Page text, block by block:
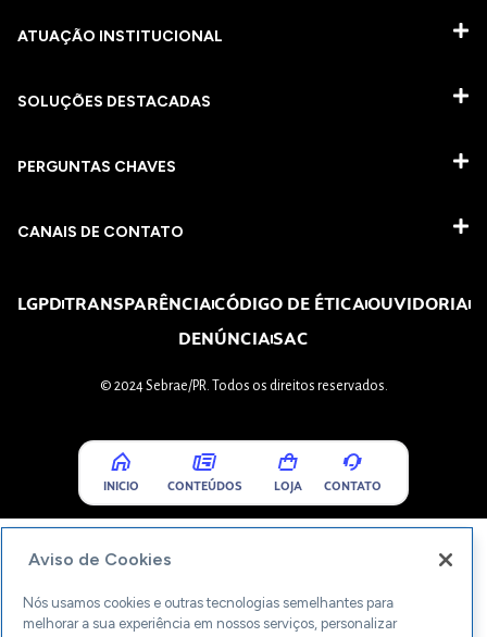
ATUAÇÃO INSTITUCIONAL
SOLUÇÕES DESTACADAS
PERGUNTAS CHAVES​
CANAIS DE CONTATO
LGPDTRANSPARÊNCIACÓDIGO DE ÉTICAOUVIDORIA
DENÚNCIASAC
© 2024 Sebrae/PR. Todos os direitos reservados.
INICIO CONTEÚDOS LOJA CONTATO
Aviso de Cookies
Nós usamos cookies e outras tecnologias semelhantes para
melhorar a sua experiência em nossos serviços, personalizar